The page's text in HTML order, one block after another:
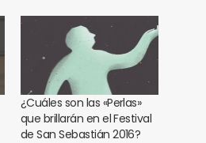
¿Cuáles son las «Perlas»
que brillarán en el Festival
de San Sebastián 2016?